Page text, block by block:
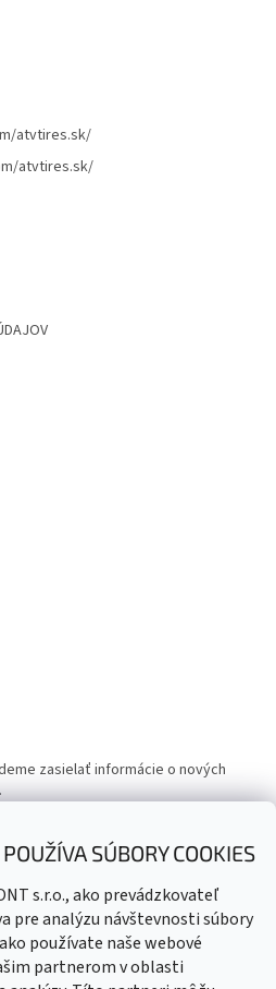
SÚBORY COOKIES
s.r.o., ako prevádzkovateľ
pre analýzu návštevnosti súbory
používate naše webové
partnerom v oblasti
atvtires.sk/
atvtires.sk/
zasielať informácie o nových
ochrany osobných